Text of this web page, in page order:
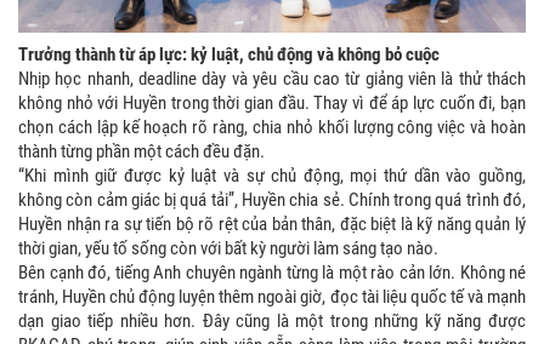
Trưởng thành từ áp lực: kỷ luật, chủ động và không bỏ cuộc
Nhịp học nhanh, deadline dày và yêu cầu cao từ giảng viên là thử thách
không nhỏ với Huyền trong thời gian đầu. Thay vì để áp lực cuốn đi, bạn
chọn cách lập kế hoạch rõ ràng, chia nhỏ khối lượng công việc và hoàn
thành từng phần một cách đều đặn.
“Khi mình giữ được kỷ luật và sự chủ động, mọi thứ dần vào guồng,
không còn cảm giác bị quá tải”, Huyền chia sẻ. Chính trong quá trình đó,
Huyền nhận ra sự tiến bộ rõ rệt của bản thân, đặc biệt là kỹ năng quản lý
thời gian, yếu tố sống còn với bất kỳ người làm sáng tạo nào.
Bên cạnh đó, tiếng Anh chuyên ngành từng là một rào cản lớn. Không né
tránh, Huyền chủ động luyện thêm ngoài giờ, đọc tài liệu quốc tế và mạnh
dạn giao tiếp nhiều hơn. Đây cũng là một trong những kỹ năng được